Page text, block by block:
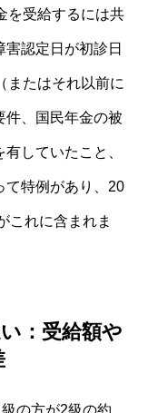
を受給するには共
認定日が初診日
またはそれ以前に
件、国民年金の被
していたこと、
て特例があり、20
これに含まれま
：受給額や